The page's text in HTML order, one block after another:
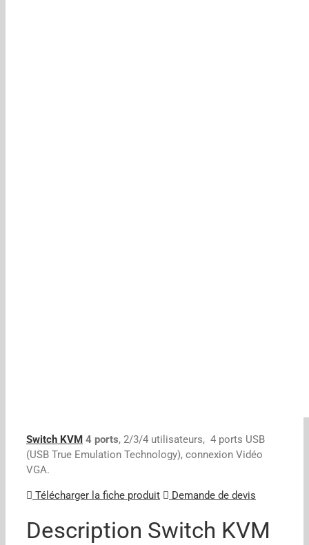
Switch KVM 4 ports, 2/3/4 utilisateurs, 4 ports USB
(USB True Emulation Technology), connexion Vidéo
VGA.
Télécharger la fiche produit Demande de devis
Description Switch KVM